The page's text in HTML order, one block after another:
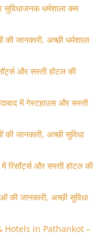
धर्मशाला कम
जानकारी, अच्छी धर्मशाला
और सस्ती होटल की
में गेस्टहाउस और सस्ती
जानकारी, अच्छी सुविधा
और सस्ती होटल की
जानकारी, अच्छी सुविधा
Hotels in Pathankot –